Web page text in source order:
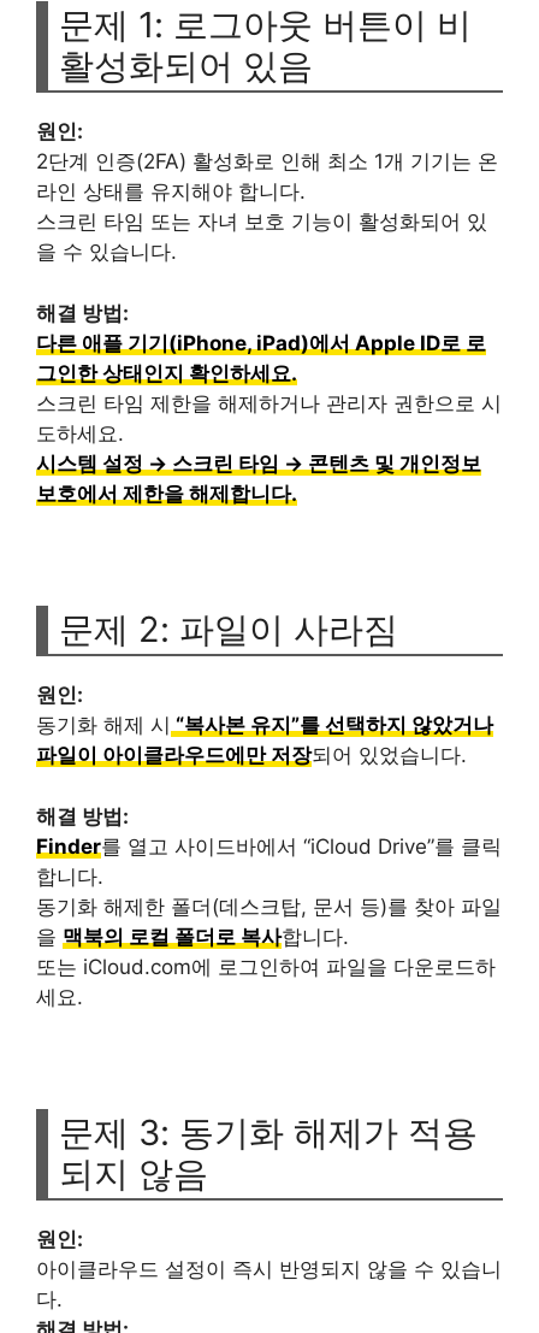
문제 1: 로그아웃 버튼이 비
활성화되어 있음
원인:
2단계 인증(2FA) 활성화로 인해 최소 1개 기기는 온
라인 상태를 유지해야 합니다.
스크린 타임 또는 자녀 보호 기능이 활성화되어 있
을 수 있습니다.
해결 방법:
다른 애플 기기(iPhone, iPad)에서 Apple ID로 로
그인한 상태인지 확인하세요.
스크린 타임 제한을 해제하거나 관리자 권한으로 시
도하세요.
시스템 설정 → 스크린 타임 → 콘텐츠 및 개인정보
보호에서 제한을 해제합니다.
문제 2: 파일이 사라짐
원인:
동기화 해제 시“복사본 유지”를 선택하지 않았거나
파일이 아이클라우드에만 저장되어 있었습니다.
해결 방법:
Finder를 열고 사이드바에서 “iCloud Drive”를 클릭
합니다.
동기화 해제한 폴더(데스크탑, 문서 등)를 찾아 파일
을 맥북의 로컬 폴더로 복사합니다.
또는 iCloud.com에 로그인하여 파일을 다운로드하
세요.
문제 3: 동기화 해제가 적용
되지 않음
원인:
아이클라우드 설정이 즉시 반영되지 않을 수 있습니
다.